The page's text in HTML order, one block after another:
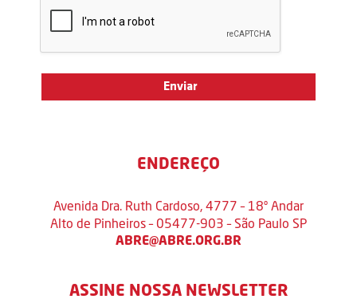
ENDEREÇO
Avenida Dra. Ruth Cardoso, 4777 – 18º Andar
Alto de Pinheiros – 05477-903 – São Paulo SP
ABRE@ABRE.ORG.BR
ASSINE NOSSA NEWSLETTER